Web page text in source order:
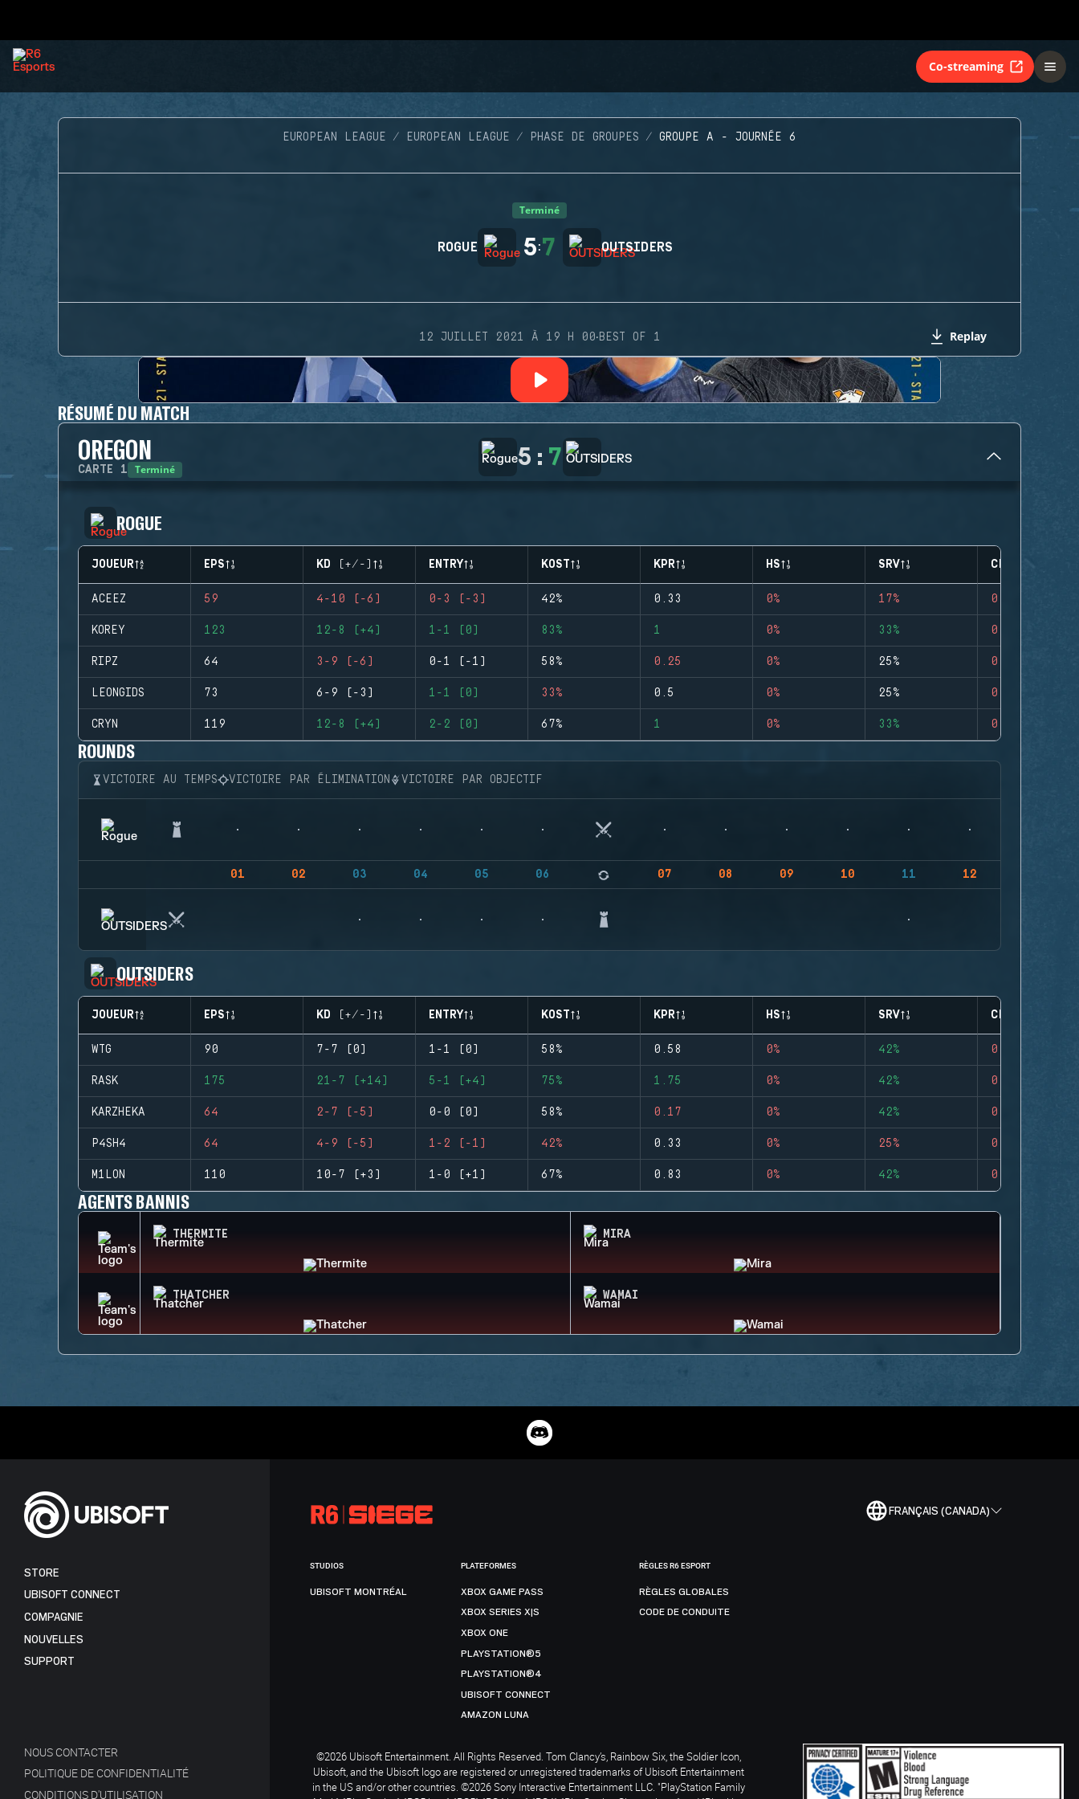
Co-streaming
EUROPEAN LEAGUE EUROPEAN LEAGUE PHASE DE GROUPES GROUPE A - JOURNÉE 6
Terminé
ROGUE 5:7 OUTSIDERS
12 JUILLET 2021 À 19 H 00·BEST OF 1 Replay
RÉSUMÉ DU MATCH
OREGON
CARTE 1 Terminé 5 : 7
ROGUE
JOUEUR EPS KD (+/-) ENTRY KOST KPR HS SRV CLUTCHES
ACEEZ 59 4-10 (-6) 0-3 (-3) 42% 0.33 0% 17% 0
KOREY 123 12-8 (+4) 1-1 (0) 83% 1 0% 33% 0
RIPZ 64 3-9 (-6) 0-1 (-1) 58% 0.25 0% 25% 0
LEONGIDS 73 6-9 (-3) 1-1 (0) 33% 0.5 0% 25% 0
CRYN 119 12-8 (+4) 2-2 (0) 67% 1 0% 33% 0
ROUNDS
VICTOIRE AU TEMPS VICTOIRE PAR ÉLIMINATION VICTOIRE PAR OBJECTIF
01 02 03 04 05 06 07 08 09 10 11 12
OUTSIDERS
JOUEUR EPS KD (+/-) ENTRY KOST KPR HS SRV CLUTCHES
WTG 90 7-7 (0) 1-1 (0) 58% 0.58 0% 42% 0
RASK 175 21-7 (+14) 5-1 (+4) 75% 1.75 0% 42% 0
KARZHEKA 64 2-7 (-5) 0-0 (0) 58% 0.17 0% 42% 0
P4SH4 64 4-9 (-5) 1-2 (-1) 42% 0.33 0% 25% 0
M1LON 110 10-7 (+3) 1-0 (+1) 67% 0.83 0% 42% 0
AGENTS BANNIS
THERMITE MIRA
THATCHER WAMAI
FRANÇAIS (CANADA)
STORE
UBISOFT CONNECT
COMPAGNIE
NOUVELLES
SUPPORT
NOUS CONTACTER
POLITIQUE DE CONFIDENTIALITÉ
CONDITIONS D'UTILISATION
STUDIOS
UBISOFT MONTRÉAL
PLATEFORMES
XBOX GAME PASS
XBOX SERIES X|S
XBOX ONE
PLAYSTATION®5
PLAYSTATION®4
UBISOFT CONNECT
AMAZON LUNA
RÈGLES R6 ESPORT
RÈGLES GLOBALES
CODE DE CONDUITE
©2026 Ubisoft Entertainment. All Rights Reserved. Tom Clancy’s, Rainbow Six, the Soldier Icon,
Ubisoft, and the Ubisoft logo are registered or unregistered trademarks of Ubisoft Entertainment
in the US and/or other countries. ©2026 Sony Interactive Entertainment LLC. "PlayStation Family